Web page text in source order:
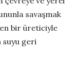
savaşmak
bir üreticiyle
suyu geri